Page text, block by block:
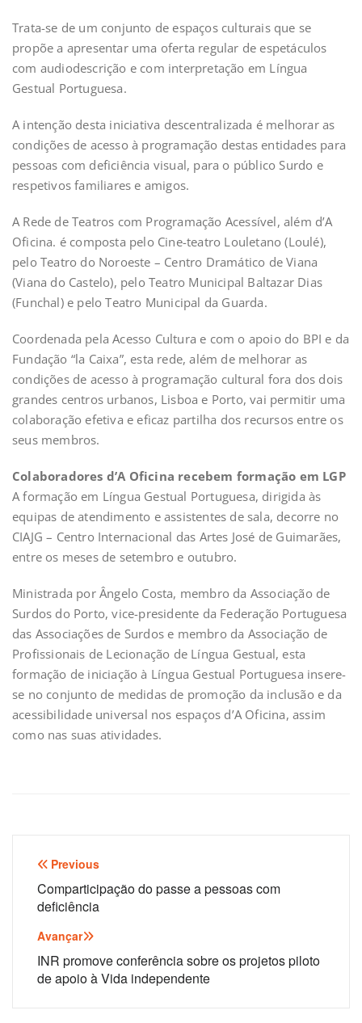
Trata-se de um conjunto de espaços culturais que se
propõe a apresentar uma oferta regular de espetáculos
com audiodescrição e com interpretação em Língua
Gestual Portuguesa.
A intenção desta iniciativa descentralizada é melhorar as
condições de acesso à programação destas entidades para
pessoas com deficiência visual, para o público Surdo e
respetivos familiares e amigos.
A Rede de Teatros com Programação Acessível, além d’A
Oficina. é composta pelo Cine-teatro Louletano (Loulé),
pelo Teatro do Noroeste – Centro Dramático de Viana
(Viana do Castelo), pelo Teatro Municipal Baltazar Dias
(Funchal) e pelo Teatro Municipal da Guarda.
Coordenada pela Acesso Cultura e com o apoio do BPI e da
Fundação “la Caixa”, esta rede, além de melhorar as
condições de acesso à programação cultural fora dos dois
grandes centros urbanos, Lisboa e Porto, vai permitir uma
colaboração efetiva e eficaz partilha dos recursos entre os
seus membros.
Colaboradores d’A Oficina recebem formação em LGP
A formação em Língua Gestual Portuguesa, dirigida às
equipas de atendimento e assistentes de sala, decorre no
CIAJG – Centro Internacional das Artes José de Guimarães,
entre os meses de setembro e outubro.
Ministrada por Ângelo Costa, membro da Associação de
Surdos do Porto, vice-presidente da Federação Portuguesa
das Associações de Surdos e membro da Associação de
Profissionais de Lecionação de Língua Gestual, esta
formação de iniciação à Língua Gestual Portuguesa insere-
se no conjunto de medidas de promoção da inclusão e da
acessibilidade universal nos espaços d’A Oficina, assim
como nas suas atividades.
Navegação
de
artigos
Previous
Comparticipação do passe a pessoas com
deficiência
Avançar
INR promove conferência sobre os projetos piloto
de apoio à Vida independente